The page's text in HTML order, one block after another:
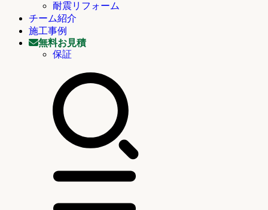
耐震リフォーム
チーム紹介
施工事例
無料お見積
保証